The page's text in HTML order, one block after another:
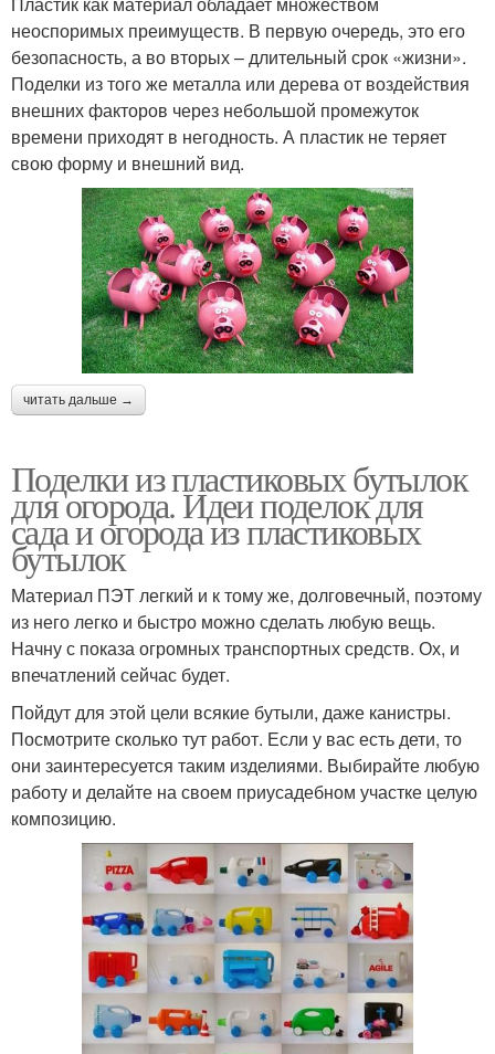
неоспоримых преимуществ. В первую очередь, это его
безопасность, а во вторых – длительный срок «жизни».
Поделки из того же металла или дерева от воздействия
внешних факторов через небольшой промежуток
времени приходят в негодность. А пластик не теряет
свою форму и внешний вид.
читать дальше →
Поделки из пластиковых бутылок
для огорода. Идеи поделок для
сада и огорода из пластиковых
бутылок
Материал ПЭТ легкий и к тому же, долговечный, поэтому
из него легко и быстро можно сделать любую вещь.
Начну с показа огромных транспортных средств. Ох, и
впечатлений сейчас будет.
Пойдут для этой цели всякие бутыли, даже канистры.
Посмотрите сколько тут работ. Если у вас есть дети, то
они заинтересуется таким изделиями. Выбирайте любую
работу и делайте на своем приусадебном участке целую
композицию.